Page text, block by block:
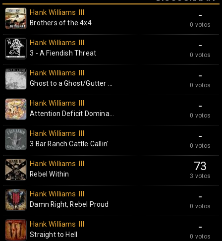
-
0 votos
Hank Williams III
Brothers of the 4x4
-
0 votos
Hank Williams III
3 - A Fiendish Threat
-
0 votos
Hank Williams III
Ghost to a Ghost/Gutter ...
-
0 votos
Hank Williams III
Attention Deficit Domina...
-
0 votos
Hank Williams III
3 Bar Ranch Cattle Callin'
73
3 votos
Hank Williams III
Rebel Within
-
0 votos
Hank Williams III
Damn Right, Rebel Proud
-
0 votos
Hank Williams III
Straight to Hell